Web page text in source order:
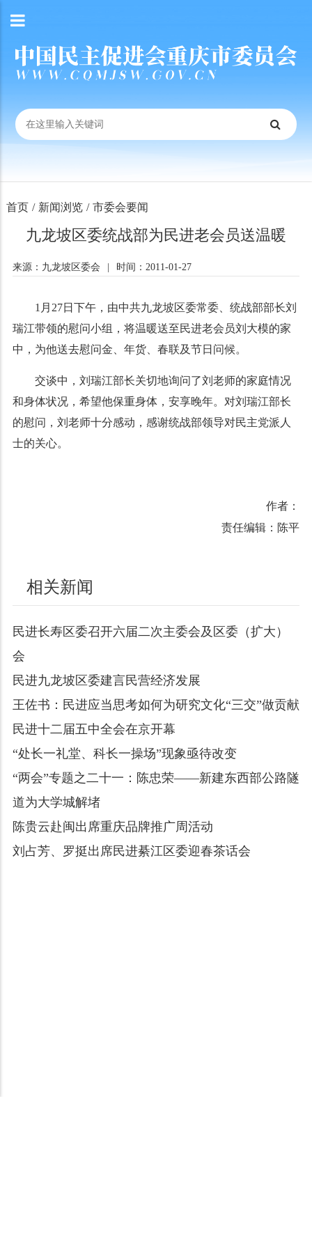
首页 / 新闻浏览 / 市委会要闻
九龙坡区委统战部为民进老会员送温暖
来源：九龙坡区委会 时间：2011-01-27
1 月 27日 下午，由中共九龙坡区委常委、统战部部长刘
瑞江带领的慰问小组，将温暖送至民进老会员刘大模的家
中，为他送去慰问金、年货、春联及节日问候。
交谈中，刘瑞江部长关切地询问了刘老师的家庭情况
和身体状况，希望他保重身体，安享晚年。对刘瑞江部长
的慰问，刘老师十分感动，感谢统战部领导对民主党派人
士的关心。
作者：
责任编辑：陈平
相关新闻
民进长寿区委召开六届二次主委会及区委（扩大）
会
民进九龙坡区委建言民营经济发展
王佐书：民进应当思考如何为研究文化“三交”做贡献
民进十二届五中全会在京开幕
“处长一礼堂、科长一操场”现象亟待改变
“两会”专题之二十一：陈忠荣——新建东西部公路隧
道为大学城解堵
陈贵云赴闽出席重庆品牌推广周活动
刘占芳、罗挺出席民进綦江区委迎春茶话会